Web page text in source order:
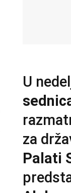
U
za
Palati